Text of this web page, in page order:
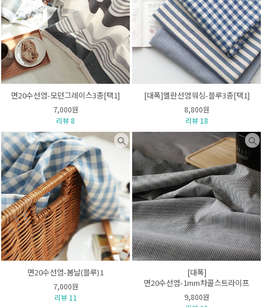
면20수선염-모던그레이스3종[택1]
7,000원
리뷰 8
[대폭]멜란선염워싱-블루3종[택1]
8,800원
리뷰 18
면20수선염-봄날(블루)1
7,000원
리뷰 11
[대폭]
면20수선염-1mm차콜스트라이프
9,800원